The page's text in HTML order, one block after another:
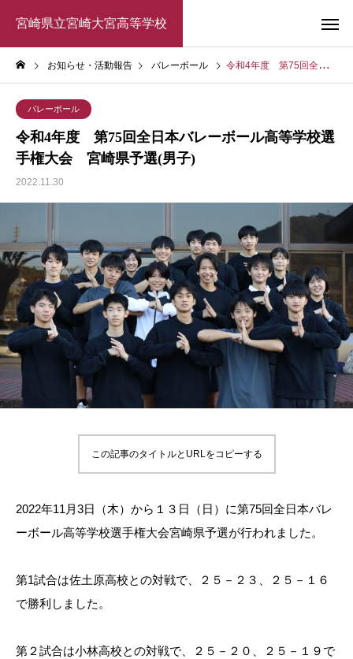
宮崎県立宮崎大宮高等学校
お知らせ・活動報告 バレーボール 令和4年度 第75回全日本バレーボール高等学校選手権大会 宮崎県予選(男子)
バレーボール
令和4年度 第75回全日本バレーボール高等学校選
手権大会 宮崎県予選(男子)
2022.11.30
この記事のタイトルとURLをコピーする
2022年11月3日（木）から１３日（日）に第75回全日本バレ
ーボール高等学校選手権大会宮崎県予選が行われました。
第1試合は佐土原高校との対戦で、２５－２３、２５－１６
で勝利しました。
第２試合は小林高校との対戦で、２５－２０、２５－１９で